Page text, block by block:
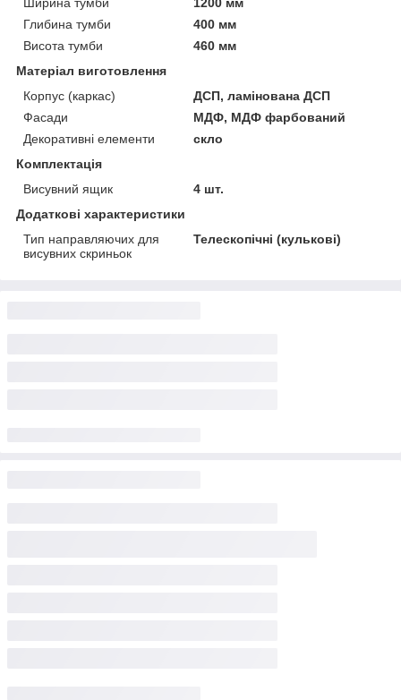
Глибина тумби
400 мм
Висота тумби
460 мм
Матеріал виготовлення
Корпус (каркас)
ДСП, ламінована ДСП
Фасади
МДФ, МДФ фарбований
Декоративні елементи
скло
Комплектація
Висувний ящик
4 шт.
Додаткові характеристики
Тип направляючих для
висувних скриньок
Телескопічні (кулькові)